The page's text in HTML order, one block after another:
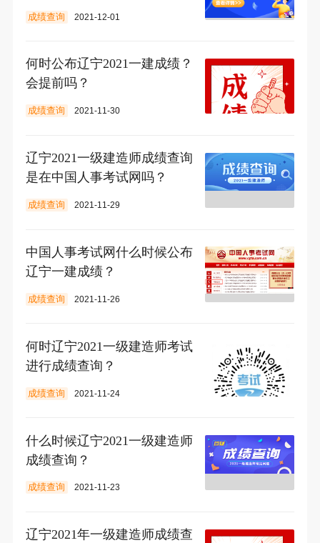
成绩查询 2021-12-01
何时公布辽宁2021一建成绩？
会提前吗？
成绩查询 2021-11-30
辽宁2021一级建造师成绩查询
是在中国人事考试网吗？
成绩查询 2021-11-29
中国人事考试网什么时候公布
辽宁一建成绩？
成绩查询 2021-11-26
何时辽宁2021一级建造师考试
进行成绩查询？
成绩查询 2021-11-24
什么时候辽宁2021一级建造师
成绩查询？
成绩查询 2021-11-23
辽宁2021年一级建造师成绩查